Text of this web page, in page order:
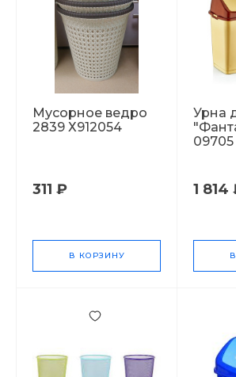
Мусорное ведро
2839 Х912054
311 ₽
В КОРЗИНУ
Урна
1 814